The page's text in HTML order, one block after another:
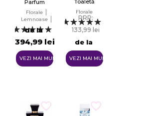
Parfum
EDP
Florale
Lemnoase
Ambery
de la
394,99 lei
VEZI MAI MULTE
EDT
Florale
de la
RRP:
133,99 lei
119,99 lei
VEZI MAI MULTE